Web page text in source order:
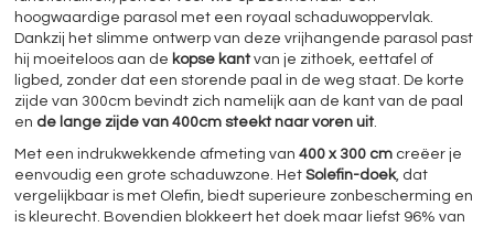
hoogwaardige parasol met een royaal schaduwoppervlak.
Dankzij het slimme ontwerp van deze vrijhangende parasol past
hij moeiteloos aan de kopse kant van je zithoek, eettafel of
ligbed, zonder dat een storende paal in de weg staat. De korte
zijde van 300cm bevindt zich namelijk aan de kant van de paal
en de lange zijde van 400cm steekt naar voren uit.
Met een indrukwekkende afmeting van400 x 300 cm creëer je
eenvoudig een grote schaduwzone. HetSolefin-doek, dat
vergelijkbaar is met Olefin, biedt superieure zonbescherming en
is kleurecht. Bovendien blokkeert het doek maar liefst 96% van